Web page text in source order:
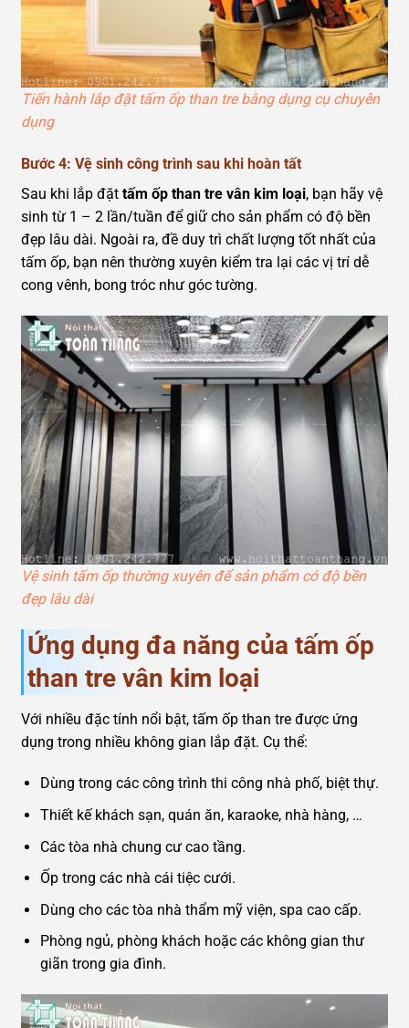
Tiến hành lắp đặt tấm ốp than tre bằng dụng cụ chuyên
dụng
Bước 4: Vệ sinh công trình sau khi hoàn tất
Sau khi lắp đặt tấm ốp than tre vân kim loại, bạn hãy vệ
sinh từ 1 – 2 lần/tuần để giữ cho sản phẩm có độ bền
đẹp lâu dài. Ngoài ra, đề duy trì chất lượng tốt nhất của
tấm ốp, bạn nên thường xuyên kiểm tra lại các vị trí dễ
cong vênh, bong tróc như góc tường.
Vệ sinh tấm ốp thường xuyên để sản phẩm có độ bền
đẹp lâu dài
Ứng dụng đa năng của tấm ốp
than tre vân kim loại
Với nhiều đặc tính nổi bật, tấm ốp than tre được ứng
dụng trong nhiều không gian lắp đặt. Cụ thể:
Dùng trong các công trình thi công nhà phố, biệt thự.
Thiết kế khách sạn, quán ăn, karaoke, nhà hàng, …
Các tòa nhà chung cư cao tầng.
Ốp trong các nhà cái tiệc cưới.
Dùng cho các tòa nhà thẩm mỹ viện, spa cao cấp.
Phòng ngủ, phòng khách hoặc các không gian thư
giãn trong gia đình.